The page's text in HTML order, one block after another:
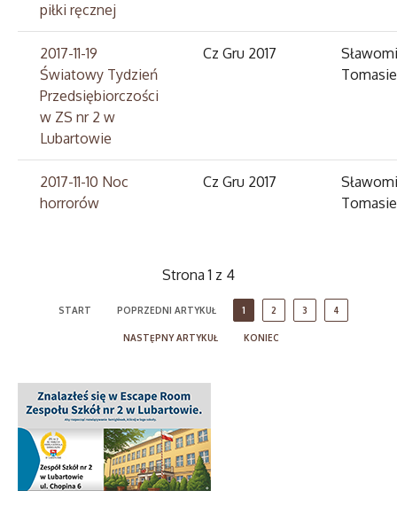
piłki ręcznej
2017-11-19
Światowy Tydzień
Przedsiębiorczości
w ZS nr 2 w
Lubartowie
Cz Gru 2017
2017-11-10 Noc
horrorów
Cz Gru 2017
Strona 1 z 4
START POPRZEDNI ARTYKUŁ 1 2 3 4
NASTĘPNY ARTYKUŁ KONIEC